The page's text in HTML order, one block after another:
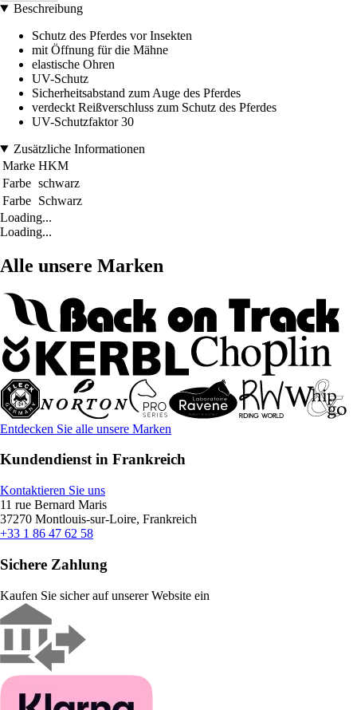
Beschreibung
Schutz des Pferdes vor Insekten
mit Öffnung für die Mähne
elastische Ohren
UV-Schutz
Sicherheitsabstand zum Auge des Pferdes
verdeckt Reißverschluss zum Schutz des Pferdes
UV-Schutzfaktor 30
Zusätzliche Informationen
Marke HKM
Farbe schwarz
Farbe Schwarz
Loading...
Loading...
Alle unsere Marken
Entdecken Sie alle unsere Marken
Kundendienst in Frankreich
Kontaktieren Sie uns
11 rue Bernard Maris
37270 Montlouis-sur-Loire, Frankreich
+33 1 86 47 62 58
Sichere Zahlung
Kaufen Sie sicher auf unserer Website ein